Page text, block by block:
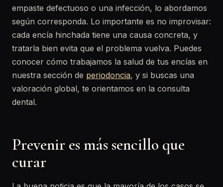
empaste defectuoso o una infección, lo abordamos
según corresponda. Lo importante es no improvisar:
cada encía hinchada tiene una causa concreta, y
tratarla bien evita que el problema vuelva. Puedes
conocer cómo trabajamos la salud de tus encías en
nuestra sección de periodoncia, y si buscas una
valoración global, te orientamos en la consulta
dental.
Prevenir es más sencillo que
curar